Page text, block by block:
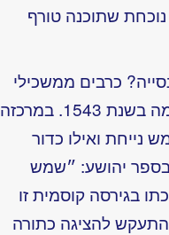
שתוכנה טורף
כרבים ממשכילי
דורו צידד גליליאו בתורת קופרניקוס, שהתפרסמה בשנת 1543. במרכזה
ואילו כדור
יהושע: ״שמש
בגירסה קוסמית זו
אלא על כך שהתעקש להציגה כתורה